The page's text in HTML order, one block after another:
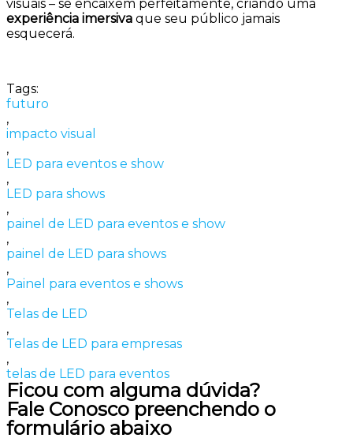
visuais – se encaixem perfeitamente, criando uma
experiência imersiva que seu público jamais
esquecerá.
Tags:
futuro
,
impacto visual
,
LED para eventos e show
,
LED para shows
,
painel de LED para eventos e show
,
painel de LED para shows
,
Painel para eventos e shows
,
Telas de LED
,
Telas de LED para empresas
,
telas de LED para eventos
Ficou com alguma dúvida?
Fale Conosco preenchendo o
formulário abaixo